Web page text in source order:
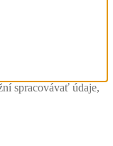
spracovávať údaje,